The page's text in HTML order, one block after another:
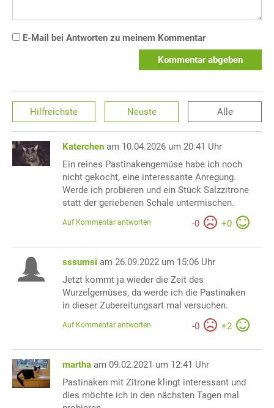
E-Mail bei Antworten zu meinem Kommentar
Kommentar abgeben
Hilfreichste Neuste Alle
Katerchen am 10.04.2026 um 20:41 Uhr
Ein reines Pastinakengemüse habe ich noch
nicht gekocht, eine interessante Anregung.
Werde ich probieren und ein Stück Salzzitrone
statt der geriebenen Schale untermischen.
-0 +0
Auf Kommentar antworten
sssumsi am 26.09.2022 um 15:06 Uhr
Jetzt kommt ja wieder die Zeit des
Wurzelgemüses, da werde ich die Pastinaken
in dieser Zubereitungsart mal versuchen.
-0 +2
Auf Kommentar antworten
martha am 09.02.2021 um 12:41 Uhr
Pastinaken mit Zitrone klingt interessant und
dies möchte ich in den nächsten Tagen mal